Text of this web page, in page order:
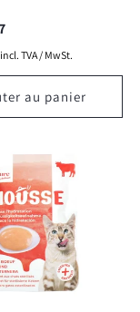
:
incl. TVA / MwSt.
au panier